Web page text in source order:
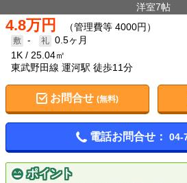
洋室7帖
4.8万円 （管理費等 4000円）
-
0.5ヶ月
1K
25.04㎡
東武野田線 運河駅 徒歩11分
お問合せ (無料)
電話お問合せ： 04-
ポイント